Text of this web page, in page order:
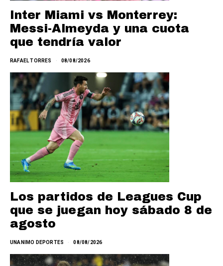
Inter Miami vs Monterrey:
Messi-Almeyda y una cuota
que tendría valor
RAFAEL TORRES 08/08/2026
Los partidos de Leagues Cup
que se juegan hoy sábado 8 de
agosto
UNANIMO DEPORTES 08/08/2026